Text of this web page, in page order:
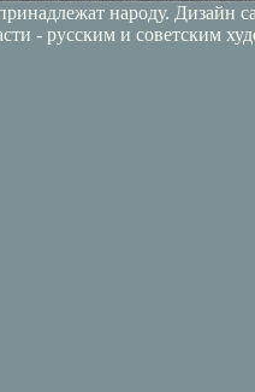
народу. Дизайн
- русским и советским